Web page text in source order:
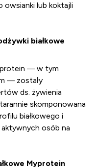
owsianki lub koktajli
białkowe
— w tym
— zostały
ds. żywienia
skomponowana
białkowego i
aktywnych osób na
Myprotein